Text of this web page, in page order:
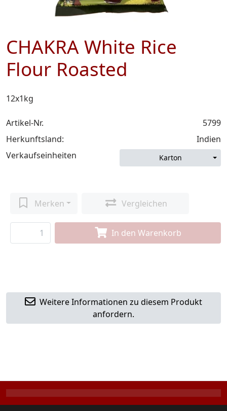
CHAKRA White Rice
Flour Roasted
12x1kg
Artikel-Nr.
5799
Herkunftsland:
Indien
Verkaufseinheiten
Karton
Merken Vergleichen
In den Warenkorb
Weitere Informationen zu diesem Produkt
anfordern.